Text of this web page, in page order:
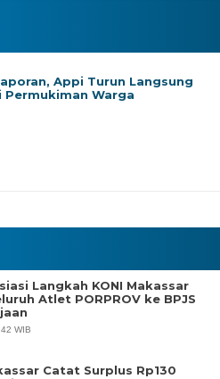
Langkah KONI Makassar
Atlet PORPROV ke BPJS
WIB
Catat Surplus Rp130
Appi Turun Langsung
Permukiman Warga